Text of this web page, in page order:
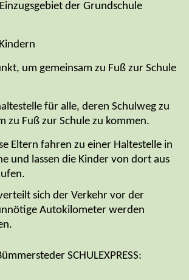
der Grundschule
um gemeinsam zu Fuß zur Schule
für alle, deren Schulweg zu
zu Fuß zur Schule zu kommen.
Eltern fahren zu einer Haltestelle in
und lassen die Kinder von dort aus
sich der Verkehr vor der
Autokilometer werden
SCHULEXPRESS: